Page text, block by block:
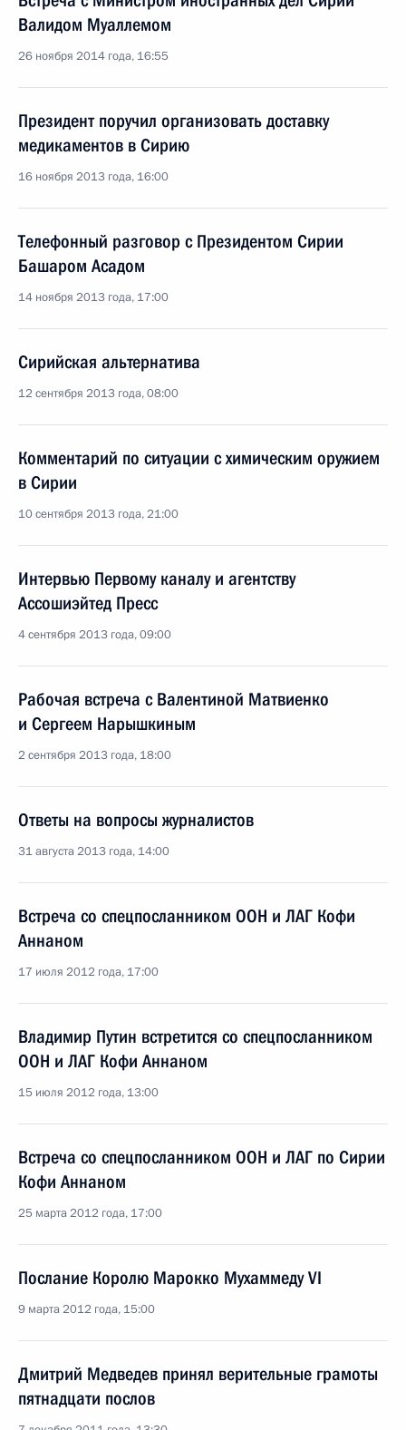
Валидом Муаллемом
26 ноября 2014 года, 16:55
Президент поручил организовать доставку
медикаментов в Сирию
16 ноября 2013 года, 16:00
Телефонный разговор с Президентом Сирии
Башаром Асадом
14 ноября 2013 года, 17:00
Сирийская альтернатива
12 сентября 2013 года, 08:00
Комментарий по ситуации с химическим оружием
в Сирии
10 сентября 2013 года, 21:00
Интервью Первому каналу и агентству
Ассошиэйтед Пресс
4 сентября 2013 года, 09:00
Рабочая встреча с Валентиной Матвиенко
и Сергеем Нарышкиным
2 сентября 2013 года, 18:00
Ответы на вопросы журналистов
31 августа 2013 года, 14:00
Встреча со спецпосланником ООН и ЛАГ Кофи
Аннаном
17 июля 2012 года, 17:00
Владимир Путин встретится со спецпосланником
ООН и ЛАГ Кофи Аннаном
15 июля 2012 года, 13:00
Встреча со спецпосланником ООН и ЛАГ по Сирии
Кофи Аннаном
25 марта 2012 года, 17:00
Послание Королю Марокко Мухаммеду VI
9 марта 2012 года, 15:00
Дмитрий Медведев принял верительные грамоты
пятнадцати послов